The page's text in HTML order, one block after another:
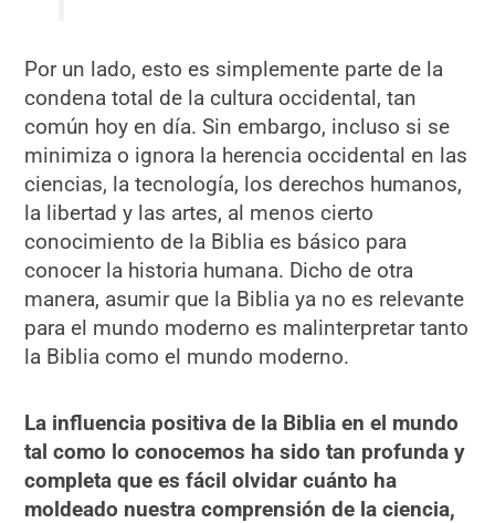
Por un lado, esto es simplemente parte de la
condena total de la cultura occidental, tan
común hoy en día. Sin embargo, incluso si se
minimiza o ignora la herencia occidental en las
ciencias, la tecnología, los derechos humanos,
la libertad y las artes, al menos cierto
conocimiento de la Biblia es básico para
conocer la historia humana. Dicho de otra
manera, asumir que la Biblia ya no es relevante
para el mundo moderno es malinterpretar tanto
la Biblia como el mundo moderno.
La influencia positiva de la Biblia en el mundo
tal como lo conocemos ha sido tan profunda y
completa que es fácil olvidar cuánto ha
moldeado nuestra comprensión de la ciencia,